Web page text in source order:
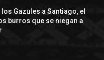
los Gazules a Santiago, el
burros que se niegan a